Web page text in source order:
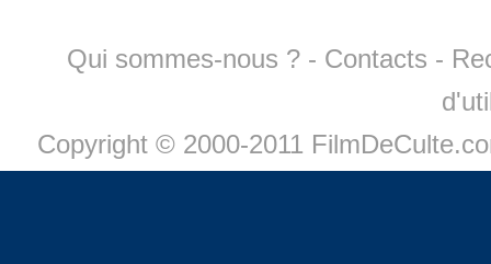
Qui sommes-nous ? - Contacts -
Copyright © 2000-2011